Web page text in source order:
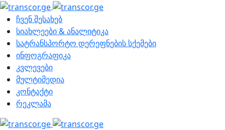
ჩვენ შესახებ
სიახლეები & ანალიტიკა
სატრანსპორტო დერეფნების სქემები
ინფოგრაფიკა
კვლევები
მულტიმედია
კონტაქტი
რეკლამა